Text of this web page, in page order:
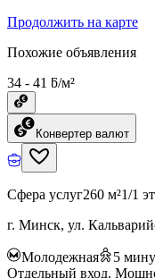
Продолжить на карте
Похожие объявления
34 - 41 ƃ/м²
Конвертер валют
Сфера услуг260 м²1/1
г. Минск, ул.
Молодежная 5
Отдельный вход.